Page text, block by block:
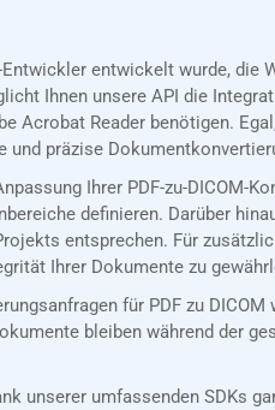
entwickelt wurde, die
Ihnen unsere API die
Reader benötigen.
präzise
Ihrer PDF-zu-DICOM-
definieren. Darüber
entsprechen. Für
Ihrer Dokumente zu
für PDF zu DICOM
bleiben während der
unserer umfassenden SDKs